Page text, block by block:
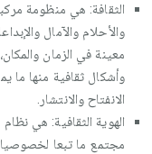
الثقافة: هي منظومة
والأحلام والآمال
معينة في الزمان
وأشكال ثقافية منها ما
الانفتاح والانتشار.
الهوية الثقافية: هي
مجتمع ما تبعا